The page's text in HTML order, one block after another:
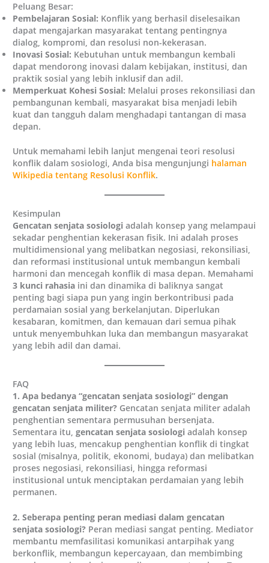
Peluang Besar:
Pembelajaran Sosial: Konflik yang berhasil diselesaikan
dapat mengajarkan masyarakat tentang pentingnya
dialog, kompromi, dan resolusi non-kekerasan.
Inovasi Sosial: Kebutuhan untuk membangun kembali
dapat mendorong inovasi dalam kebijakan, institusi, dan
praktik sosial yang lebih inklusif dan adil.
Memperkuat Kohesi Sosial: Melalui proses rekonsiliasi dan
pembangunan kembali, masyarakat bisa menjadi lebih
kuat dan tangguh dalam menghadapi tantangan di masa
depan.
Untuk memahami lebih lanjut mengenai teori resolusi
konflik dalam sosiologi, Anda bisa mengunjungi halaman
Wikipedia tentang Resolusi Konflik.
Kesimpulan
Gencatan senjata sosiologi adalah konsep yang melampaui
sekadar penghentian kekerasan fisik. Ini adalah proses
multidimensional yang melibatkan negosiasi, rekonsiliasi,
dan reformasi institusional untuk membangun kembali
harmoni dan mencegah konflik di masa depan. Memahami
3 kunci rahasia ini dan dinamika di baliknya sangat
penting bagi siapa pun yang ingin berkontribusi pada
perdamaian sosial yang berkelanjutan. Diperlukan
kesabaran, komitmen, dan kemauan dari semua pihak
untuk menyembuhkan luka dan membangun masyarakat
yang lebih adil dan damai.
FAQ
1. Apa bedanya “gencatan senjata sosiologi” dengan
gencatan senjata militer? Gencatan senjata militer adalah
penghentian sementara permusuhan bersenjata.
Sementara itu,gencatan senjata sosiologi adalah konsep
yang lebih luas, mencakup penghentian konflik di tingkat
sosial (misalnya, politik, ekonomi, budaya) dan melibatkan
proses negosiasi, rekonsiliasi, hingga reformasi
institusional untuk menciptakan perdamaian yang lebih
permanen.
2. Seberapa penting peran mediasi dalam gencatan
senjata sosiologi? Peran mediasi sangat penting. Mediator
membantu memfasilitasi komunikasi antarpihak yang
berkonflik, membangun kepercayaan, dan membimbing